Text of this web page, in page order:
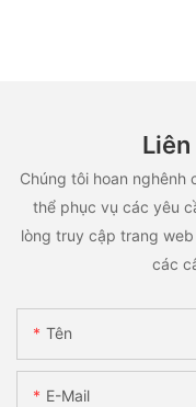
Liên
Chúng tôi hoan
thể phục vụ các yêu
lòng truy cập trang
các
Tên
E-Mail